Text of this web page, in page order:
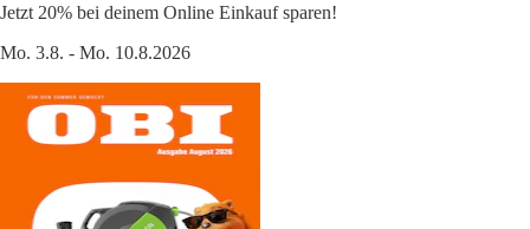
Jetzt 20% bei deinem Online Einkauf sparen!
Mo. 3.8. - Mo. 10.8.2026